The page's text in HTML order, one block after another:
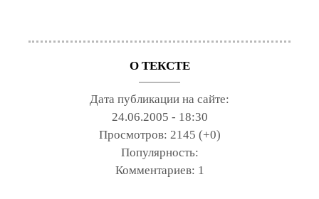
О ТЕКСТЕ
Дата публикации на сайте:
24.06.2005 - 18:30
Просмотров: 2145 (+0)
Популярность:
Комментариев: 1